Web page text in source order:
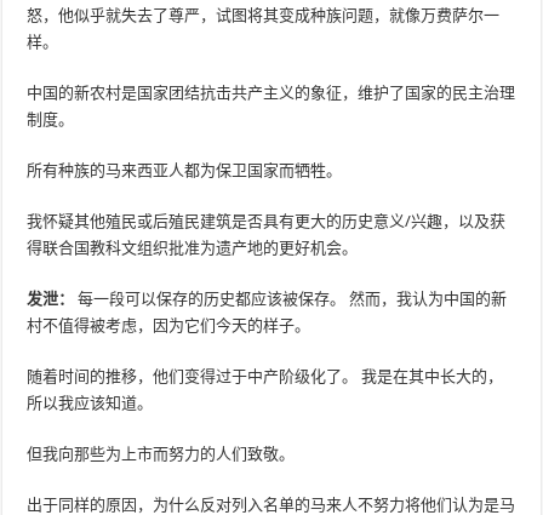
怒，他似乎就失去了尊严，试图将其变成种族问题，就像万费萨尔一
样。
中国的新农村是国家团结抗击共产主义的象征，维护了国家的民主治理
制度。
所有种族的马来西亚人都为保卫国家而牺牲。
我怀疑其他殖民或后殖民建筑是否具有更大的历史意义/兴趣，以及获
得联合国教科文组织批准为遗产地的更好机会。
发泄：
每一段可以保存的历史都应该被保存。 然而，我认为中国的新
村不值得被考虑，因为它们今天的样子。
随着时间的推移，他们变得过于中产阶级化了。 我是在其中长大的，
所以我应该知道。
但我向那些为上市而努力的人们致敬。
出于同样的原因，为什么反对列入名单的马来人不努力将他们认为是马